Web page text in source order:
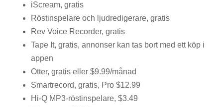
iScream, gratis
Röstinspelare och ljudredigerare, gratis
Rev Voice Recorder, gratis
Tape It, gratis, annonser kan tas bort med ett köp i
appen
Otter, gratis eller $9.99/månad
Smartrecord, gratis, Pro $12.99
Hi-Q MP3-röstinspelare, $3.49